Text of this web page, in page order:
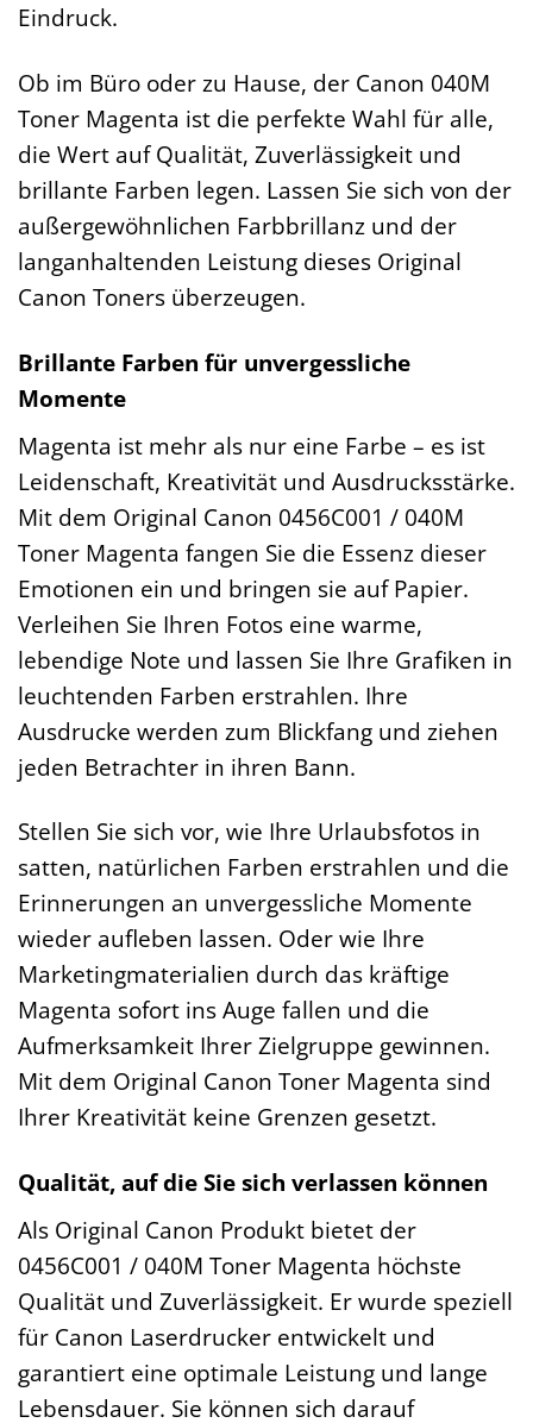
Eindruck.
Ob im Büro oder zu Hause, der Canon 040M
Toner Magenta ist die perfekte Wahl für alle,
die Wert auf Qualität, Zuverlässigkeit und
brillante Farben legen. Lassen Sie sich von der
außergewöhnlichen Farbbrillanz und der
langanhaltenden Leistung dieses Original
Canon Toners überzeugen.
Brillante Farben für unvergessliche
Momente
Magenta ist mehr als nur eine Farbe – es ist
Leidenschaft, Kreativität und Ausdrucksstärke.
Mit dem Original Canon 0456C001 / 040M
Toner Magenta fangen Sie die Essenz dieser
Emotionen ein und bringen sie auf Papier.
Verleihen Sie Ihren Fotos eine warme,
lebendige Note und lassen Sie Ihre Grafiken in
leuchtenden Farben erstrahlen. Ihre
Ausdrucke werden zum Blickfang und ziehen
jeden Betrachter in ihren Bann.
Stellen Sie sich vor, wie Ihre Urlaubsfotos in
satten, natürlichen Farben erstrahlen und die
Erinnerungen an unvergessliche Momente
wieder aufleben lassen. Oder wie Ihre
Marketingmaterialien durch das kräftige
Magenta sofort ins Auge fallen und die
Aufmerksamkeit Ihrer Zielgruppe gewinnen.
Mit dem Original Canon Toner Magenta sind
Ihrer Kreativität keine Grenzen gesetzt.
Qualität, auf die Sie sich verlassen können
Als Original Canon Produkt bietet der
0456C001 / 040M Toner Magenta höchste
Qualität und Zuverlässigkeit. Er wurde speziell
für Canon Laserdrucker entwickelt und
garantiert eine optimale Leistung und lange
Lebensdauer. Sie können sich darauf